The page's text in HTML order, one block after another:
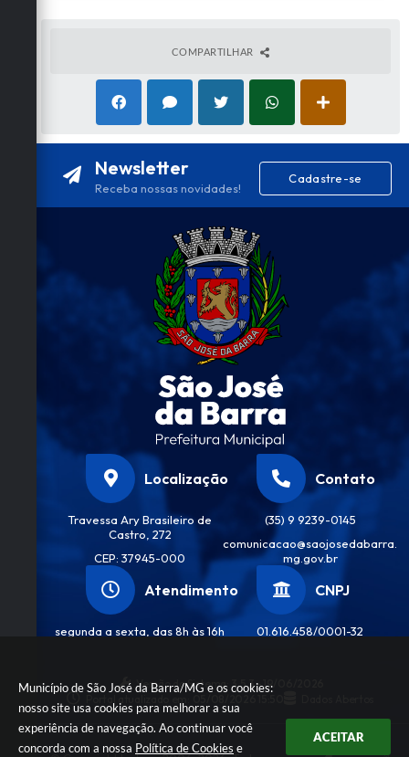
Município de São José da Barra/MG e os cookies:
nosso site usa cookies para melhorar a sua
experiência de navegação. Ao continuar você
concorda com a nossa Política de Cookies e
ACEITAR
COMPARTILHAR
Newsletter
Receba nossas novidades!
Cadastre-se
Localização
Travessa Ary Brasileiro de
Castro, 272
CEP: 37945-000
Contato
(35) 9 9239-0145
comunicacao@saojosedabarra.
mg.gov.br
Atendimento
segunda a sexta, das 8h às 16h
CNPJ
01.616.458/0001-32
Versão do Sistema: 3.5.3 - 19/06/2026